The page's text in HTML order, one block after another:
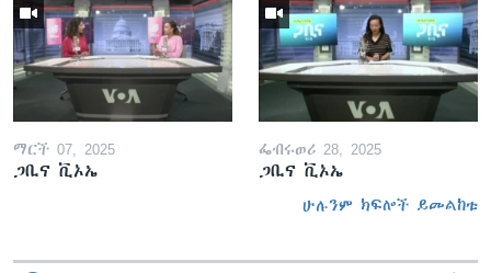
ማርች 07, 2025
ጋቢና ቪኦኤ
ፌብሩወሪ 28, 2025
ጋቢና ቪኦኤ
ሁሉንም ክፍሎች ይመልከቱ